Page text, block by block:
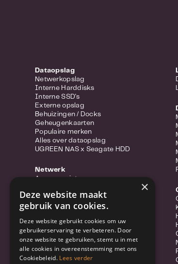
Dataopslag
Netwerkopslag
Interne Harddisks
Interne SSD's
Externe opslag
Behuizingen / Docks
Geheugenkaarten
Populaire merken
Alles over dataopslag
UGREEN NAS x Seagate HDD
Netwerk
Access points
Power-over-ethernet
Range extenders
Converter
Switches
Wifi-adapters
Netwerkkabels
Netwerk accessoires
×
Deze website maakt
gebruik van cookies.
Deze website gebruikt cookies om uw
gebruikerservaring te verbeteren. Door
onze website te gebruiken, stemt u in met
alle cookies in overeenstemming met ons
Cookiebeleid. Lees verder